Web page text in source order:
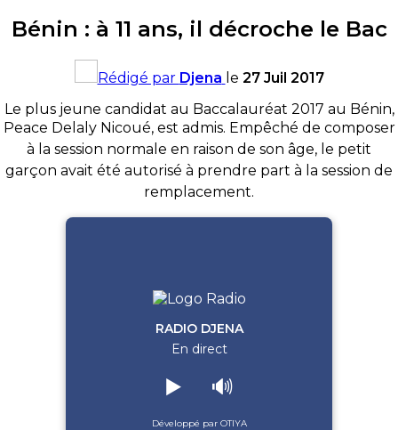
Bénin : à 11 ans, il décroche le Bac
Rédigé par Djena le 27 Juil 2017
Le plus jeune candidat au Baccalauréat 2017 au Bénin,
Peace Delaly Nicoué, est admis. Empêché de composer
à la session normale en raison de son âge, le petit
garçon avait été autorisé à prendre part à la session de
remplacement.
RADIO DJENA
En direct
▶️ 🔊
Développé par OTIYA